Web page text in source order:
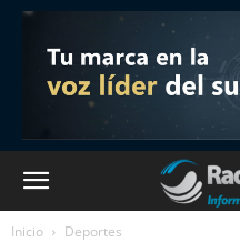
Inicio Deportes